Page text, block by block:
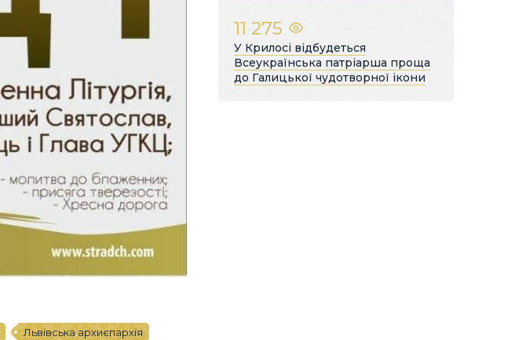
Львівська архиєпархія
11 275
У Крилосі відбудеться
Всеукраїнська патріарша проща
до Галицької чудотворної ікони